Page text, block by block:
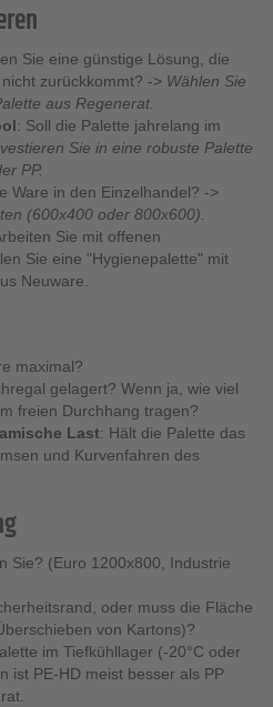
Sie eine günstige Lösung, die
zurückkommt? -> Wählen Sie
aus Regenerat.
: Soll die Palette jahrelang im
Sie in eine robuste Palette
PP.
Ware in den Einzelhandel? ->
(600x400 oder 800x600).
Sie mit offenen
Sie eine "Hygienepalette" mit
Neuware.
maximal?
gelagert? Wenn ja, wie viel
freien Durchhang tragen?
Last: Hält die Palette das
und Kurvenfahren des
Sie? (Euro 1200x800, Industrie
oder muss die Fläche
von Kartons)?
im Tiefkühllager (-20°C oder
ist PE-HD meist besser als PP